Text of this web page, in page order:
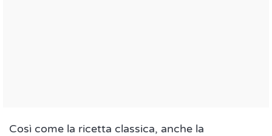
Così come la ricetta classica, anche la